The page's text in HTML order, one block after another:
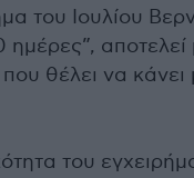
του Ιουλίου
αποτελεί
θέλει να κάνει
του